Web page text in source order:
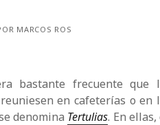
MARCOS ROS
bastante frecuente que
en cafeterías o en
denomina Tertulias. En ellas,